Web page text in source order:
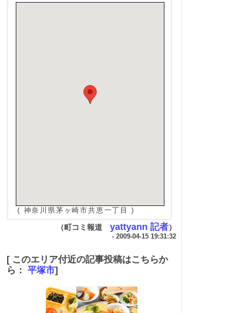
( 神奈川県茅ヶ崎市共恵一丁目 )
（町コミ報道 yattyann 記者）
- 2009-04-15 19:31:32
[ このエリア付近の記事投稿はこちらか
ら： 平塚市]